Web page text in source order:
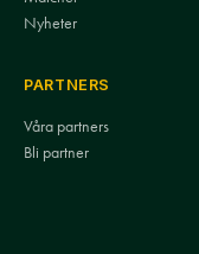
Nyheter
PARTNERS
Våra partners
Bli partner